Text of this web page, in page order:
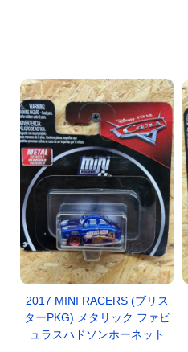
2017 MINI RACERS (ブリス
ターPKG) メタリック ファビ
ュラスハドソンホーネット